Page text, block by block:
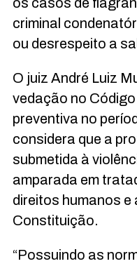
criminal
ou desrespeito a
O juiz André Luiz
vedação no
preventiva no
considera que a
submetida à
amparada em
direitos humanos e
Constituição.
“Possuindo as